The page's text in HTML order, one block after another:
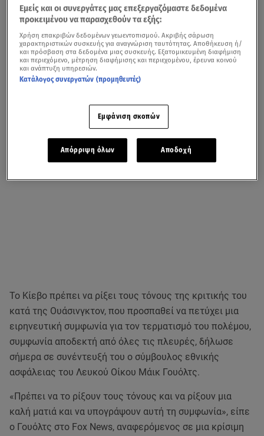
Το Κίεβο πρέπει να ρίξει τους τόνους της κριτικής του
κατά της Ουάσινγκτον, που προσπαθεί να πετύχει μια
ειρηνευτική συμφωνία για τον τερματισμό του πολέμου,
συμφωνία αποδεκτή από όλες τις πλευρές, δήλωσε
σήμερα σε συνέντευξή του ο σύμβουλος εθνικής
ασφάλειας του Λευκού Οίκου Μάικ Γουόλτς.
«Πρέπει να το ρίξουν τους τόνους και να ρίξουν μια
καλή ματιά και να υπογράψουν αυτή τη συμφωνία», είπε
ο Γουόλτς στο Fox News, αναφερόμενος σε μια κρίσιμη
Εμείς και οι συνεργάτες μας επεξεργαζόμαστε δεδομένα
προκειμένου να παρασχεθούν τα εξής:
Χρήση επακριβών δεδομένων γεωεντοπισμού. Ακριβής σάρωση
χαρακτηριστικών συσκευής για αναγνώριση ταυτότητας. Αποθήκευση ή/
και πρόσβαση στα δεδομένα μιας συσκευής. Εξατομικευμένη διαφήμιση
και περιεχόμενο, μέτρηση διαφήμισης και περιεχομένου, έρευνα κοινού
και ανάπτυξη υπηρεσιών.
Κατάλογος συνεργατών (προμηθευτές)
Εμφάνιση σκοπών
Απόρριψη όλων Αποδοχή